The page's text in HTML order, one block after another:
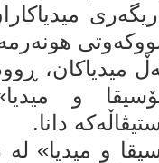
میدیاکان،
و
دانا.
و میدیا»